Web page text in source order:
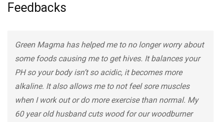
Feedbacks
Green Magma has helped me to no longer worry about
some foods causing me to get hives. It balances your
PH so your body isn’t so acidic, it becomes more
alkaline. It also allows me to not feel sore muscles
when I work out or do more exercise than normal. My
60 year old husband cuts wood for our woodburner